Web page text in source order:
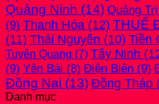
Quảng Ninh (14) Quảng Trị
(9) Thanh Hóa (12) THUẾ
(11) Thái Nguyên (10) Tiền
Tuyên Quang (7) Tây Ninh
(9) Yên Bái (8) Điện Biên (9)
Đồng Nai (13) Đồng Tháp
Danh mục